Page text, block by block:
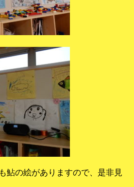
鮎の絵がありますので、是非見